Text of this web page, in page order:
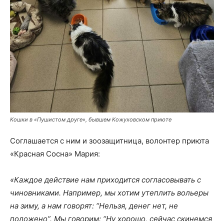
Кошки в «Пушистом друге», бывшем Кожуховском приюте
Соглашается с ним и зоозащитница, волонтер приюта
«Красная Сосна» Мария:
«Каждое действие нам приходится согласовывать с
чиновниками. Например, мы хотим утеплить вольеры
на зиму, а нам говорят: “Нельзя, денег нет, не
положено”. Мы говорим: “Ну хорошо, сейчас скинемся